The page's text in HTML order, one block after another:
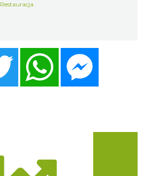
Restauracja
Twitter WhatsApp